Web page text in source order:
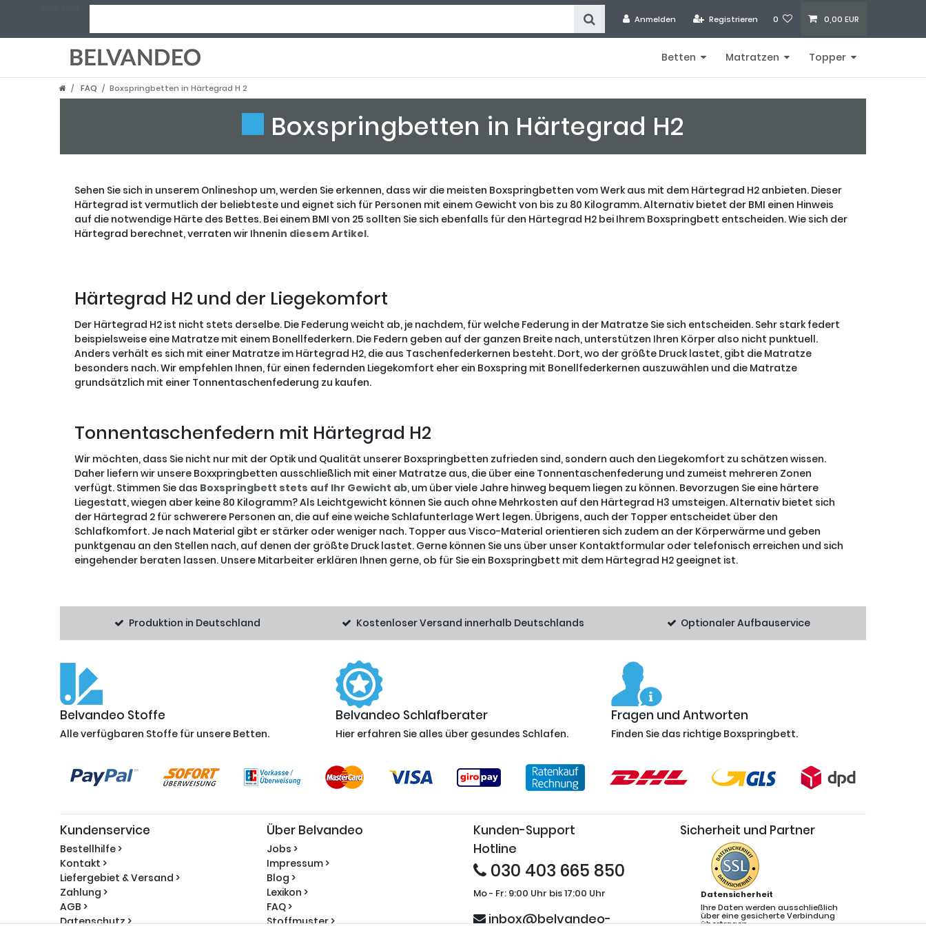
Anmelden
Registrieren 0 0,00 EUR
Betten Matratzen Topper
FAQ Boxspringbetten in Härtegrad H 2
Boxspringbetten in Härtegrad H2
Sehen Sie sich in unserem Onlineshop um, werden Sie erkennen, dass wir die meisten Boxspringbetten vom Werk aus mit dem Härtegrad H2 anbieten. Dieser
Härtegrad ist vermutlich der beliebteste und eignet sich für Personen mit einem Gewicht von bis zu 80 Kilogramm. Alternativ bietet der BMI einen Hinweis
auf die notwendige Härte des Bettes. Bei einem BMI von 25 sollten Sie sich ebenfalls für den Härtegrad H2 bei Ihrem Boxspringbett entscheiden. Wie sich der
Härtegrad berechnet, verraten wir Ihnenin diesem Artikel.
Härtegrad H2 und der Liegekomfort
Der Härtegrad H2 ist nicht stets derselbe. Die Federung weicht ab, je nachdem, für welche Federung in der Matratze Sie sich entscheiden. Sehr stark federt
beispielsweise eine Matratze mit einem Bonellfederkern. Die Federn geben auf der ganzen Breite nach, unterstützen Ihren Körper also nicht punktuell.
Anders verhält es sich mit einer Matratze im Härtegrad H2, die aus Taschenfederkernen besteht. Dort, wo der größte Druck lastet, gibt die Matratze
besonders nach. Wir empfehlen Ihnen, für einen federnden Liegekomfort eher ein Boxspring mit Bonellfederkernen auszuwählen und die Matratze
grundsätzlich mit einer Tonnentaschenfederung zu kaufen.
Tonnentaschenfedern mit Härtegrad H2
Wir möchten, dass Sie nicht nur mit der Optik und Qualität unserer Boxspringbetten zufrieden sind, sondern auch den Liegekomfort zu schätzen wissen.
Daher liefern wir unsere Boxxpringbetten ausschließlich mit einer Matratze aus, die über eine Tonnentaschenfederung und zumeist mehreren Zonen
verfügt. Stimmen Sie das Boxspringbett stets auf Ihr Gewicht ab, um über viele Jahre hinweg bequem liegen zu können. Bevorzugen Sie eine härtere
Liegestatt, wiegen aber keine 80 Kilogramm? Als Leichtgewicht können Sie auch ohne Mehrkosten auf den Härtegrad H3 umsteigen. Alternativ bietet sich
der Härtegrad 2 für schwerere Personen an, die auf eine weiche Schlafunterlage Wert legen. Übrigens, auch der Topper entscheidet über den
Schlafkomfort. Je nach Material gibt er stärker oder weniger nach. Topper aus Visco-Material orientieren sich zudem an der Körperwärme und geben
punktgenau an den Stellen nach, auf denen der größte Druck lastet. Gerne können Sie uns über unser Kontaktformular oder telefonisch erreichen und sich
eingehender beraten lassen. Unsere Mitarbeiter erklären Ihnen gerne, ob für Sie ein Boxspringbett mit dem Härtegrad H2 geeignet ist.
Produktion in Deutschland Kostenloser Versand innerhalb Deutschlands Optionaler Aufbauservice
Belvandeo Stoffe
Alle verfügbaren Stoffe für unsere Betten.
Belvandeo Schlafberater
Hier erfahren Sie alles über gesundes Schlafen.
Fragen und Antworten
Finden Sie das richtige Boxspringbett.
Kundenservice
Bestellhilfe >
Kontakt >
Liefergebiet & Versand >
Zahlung >
AGB >
Datenschutz >
Über Belvandeo
Jobs >
Impressum >
Blog >
Lexikon >
FAQ >
Stoffmuster >
Kunden-Support
Hotline
030 403 665 850
Mo - Fr: 9:00 Uhr bis 17:00 Uhr
inbox@belvandeo-
Sicherheit und Partner
Datensicherheit
Ihre Daten werden ausschließlich
über eine gesicherte Verbindung